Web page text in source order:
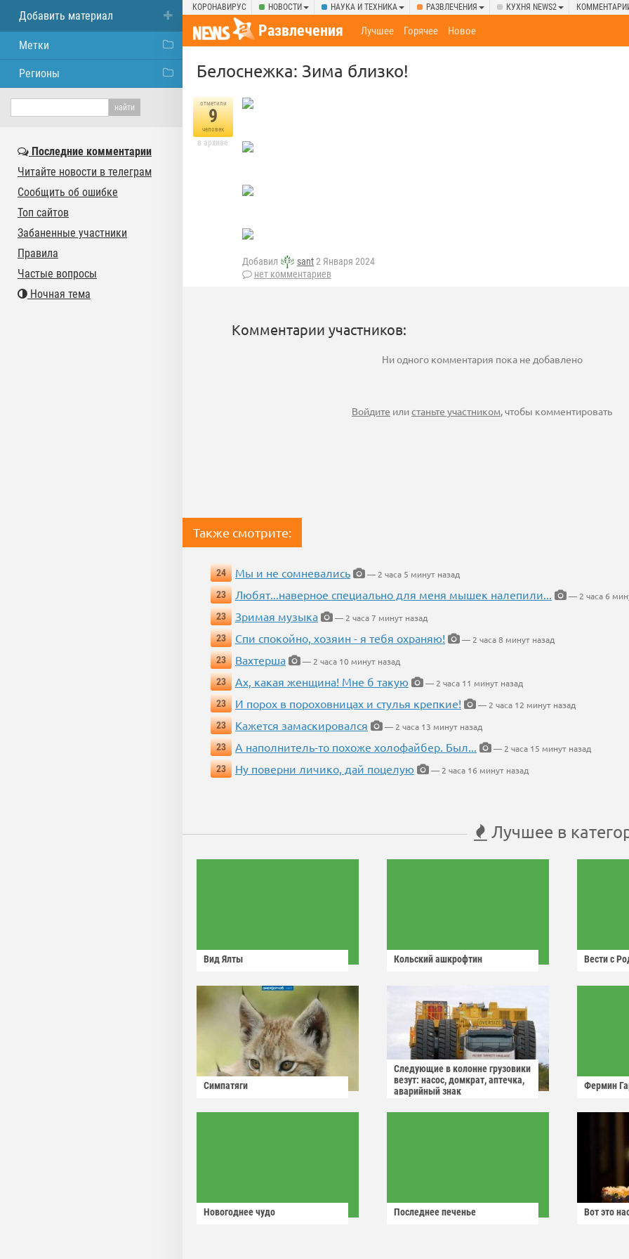
КОРОНАВИРУС НОВОСТИ НАУКА И ТЕХНИКА РАЗВЛЕЧЕНИЯ КУХНЯ NEWS2
Развлечения Лучшее Горячее Новое
Белоснежка: Зима близко!
отметили
9
человек
в архиве
Добавил sant2 Января 2024
нет комментариев
Комментарии участников:
Ни одного комментария пока не добавлено
Войдите илистаньте участником, чтобы комментировать
Также смотрите:
24 Мы и не сомневались
— 2 часа 5 минут назад
23
Любят...наверное специально для меня мышек налепили...
— 2 часа 6
23
Зримая музыка
— 2 часа 7 минут назад
23
Спи спокойно, хозяин - я тебя охраняю!
— 2 часа 8 минут назад
23
Вахтерша
— 2 часа 10 минут назад
23
Ах, какая женщина! Мне б такую
— 2 часа 11 минут назад
23
И порох в пороховницах и стулья крепкие!
— 2 часа 12 минут назад
23
Кажется замаскировался
— 2 часа 13 минут назад
23
А наполнитель-то похоже холофайбер. Был...
— 2 часа 15 минут назад
23
Ну поверни личико, дай поцелую — 2 часа 16 минут назад
Лучшее в
Вид Ялты Кольский ашкрофтин Вести с
Симпатяги
Следующие в колонне грузовики
везут: насос, домкрат, аптечка,
аварийный знак
Фермин
Новогоднее чудо Последнее печенье Вот это
Добавить материал
Метки
Регионы
Последние комментарии
Читайте новости в телеграм
Сообщить об ошибке
Топ сайтов
Забаненные участники
Правила
Частые вопросы
Ночная тема